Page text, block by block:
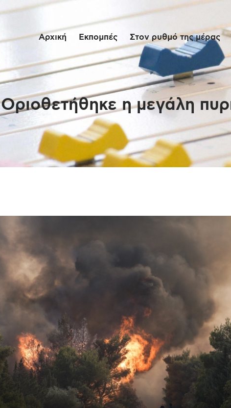
Αρχική Εκπομπές Στον ρυθμό της μέρας
Οριοθετήθηκε η μεγάλη
Αρχική
Εκπομπές
Στον ρυθμό της
μέρας
Ένθετα
Διαγωνισμοί/
Επικοινωνία